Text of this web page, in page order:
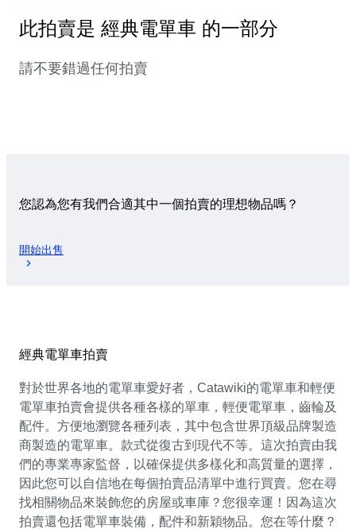
此拍賣是 經典電單車 的一部分
請不要錯過任何拍賣
您認為您有我們合適其中一個拍賣的理想物品嗎？
開始出售
經典電單車拍賣
對於世界各地的電單車愛好者，Catawiki的電單車和輕便
電單車拍賣會提供各種各樣的單車，輕便電單車，齒輪及
配件。方便地瀏覽各種列表，其中包含世界頂級品牌製造
商製造的電單車。款式從復古到現代不等。這次拍賣由我
們的專業專家監督，以確保提供多樣化和高質量的選擇，
因此您可以自信地在每個拍賣品清單中進行買賣。您在尋
找相關物品來裝飾您的房屋或車庫？您很幸運！因為這次
拍賣還包括電單車裝備，配件和新穎物品。您在等什麼？